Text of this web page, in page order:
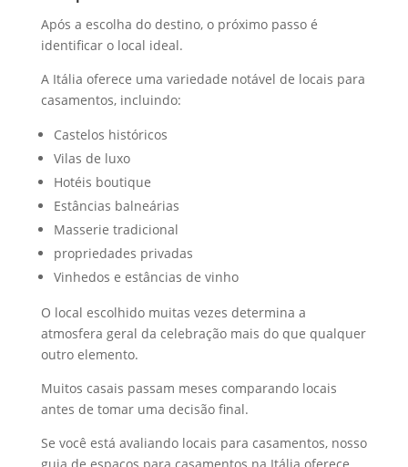
Após a escolha do destino, o próximo passo é
identificar o local ideal.
A Itália oferece uma variedade notável de locais para
casamentos, incluindo:
Castelos históricos
Vilas de luxo
Hotéis boutique
Estâncias balneárias
Masserie tradicional
propriedades privadas
Vinhedos e estâncias de vinho
O local escolhido muitas vezes determina a
atmosfera geral da celebração mais do que qualquer
outro elemento.
Muitos casais passam meses comparando locais
antes de tomar uma decisão final.
Se você está avaliando locais para casamentos, nosso